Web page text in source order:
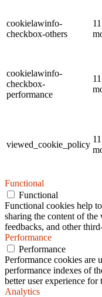
cookielawinfo-
checkbox-others
11
cookielawinfo-
checkbox-
performance
11
viewed_cookie_policy
11
Functional
Functional
Functional cookies help
sharing the content of
feedbacks, and other
Performance
Performance
Performance cookies are
performance indexes of
better user experience for
Analytics